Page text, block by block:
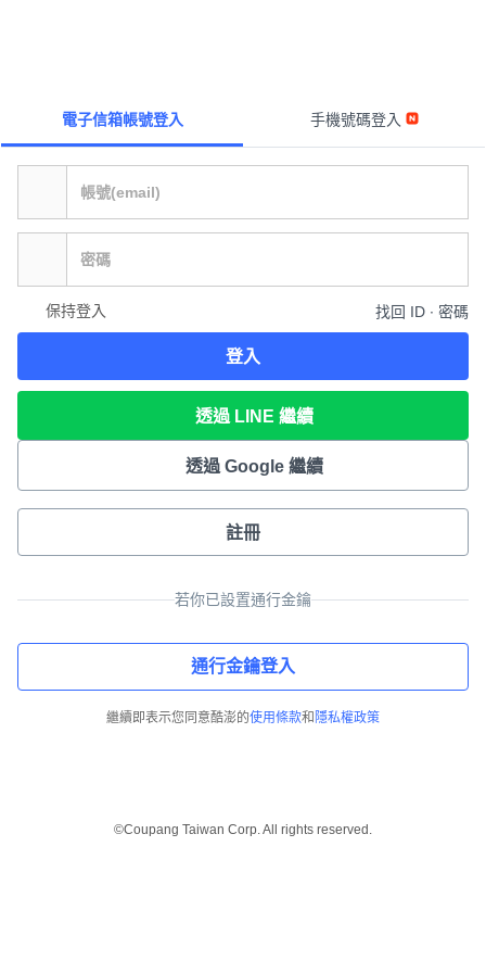
電子信箱帳號登入 手機號碼登入
保持登入 找回 ID ∙ 密碼
登入
透過 LINE 繼續
透過 Google 繼續
註冊
若你已設置通行金鑰
通行金鑰登入
繼續即表示您同意酷澎的使用條款和 隱私權政策
©Coupang Taiwan Corp. All rights reserved.